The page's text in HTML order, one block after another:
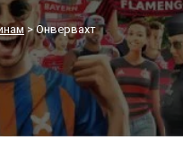
>Онвервахт